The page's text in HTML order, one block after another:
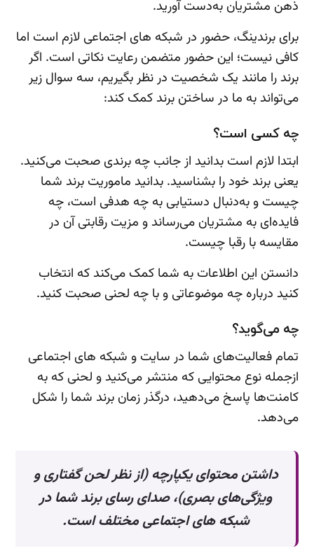
ذهن مشتریان به‌دست آورید.
برای برندینگ، حضور در شبکه های اجتماعی لازم است اما
کافی نیست؛ این حضور متضمن رعایت نکاتی است. اگر
برند را مانند یک شخصیت در نظر بگیریم، سه سوال زیر
می‌تواند به ما در ساختن برند کمک کند:
چه کسی است؟
ابتدا لازم است بدانید از جانب چه برندی صحبت می‌کنید.
یعنی برند خود را بشناسید. بدانید ماموریت برند شما
چیست و به‌دنبال دستیابی به چه هدفی است، چه
فایده‌ای به مشتریان می‌رساند و مزیت رقابتی آن در
مقایسه با رقبا چیست.
دانستن این اطلاعات به شما کمک می‌کند که انتخاب
کنید درباره‌ چه موضوعاتی و با چه لحنی صحبت کنید.
چه می‌گوید؟
تمام فعالیت‌های شما در سایت و شبکه های اجتماعی
ازجمله نوع محتوایی که منتشر می‌کنید و لحنی که به
کامنت‌ها پاسخ می‌دهید، درگذر زمان برند شما را شکل
می‌دهد.
داشتن محتوای یکپارچه (از نظر لحن گفتاری و
ویژگی‌های بصری)، صدای رسای برند شما در
شبکه های اجتماعی مختلف است.